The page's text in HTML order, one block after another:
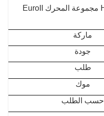
ماركة
جودة
طلب
موك
حسب الطلب